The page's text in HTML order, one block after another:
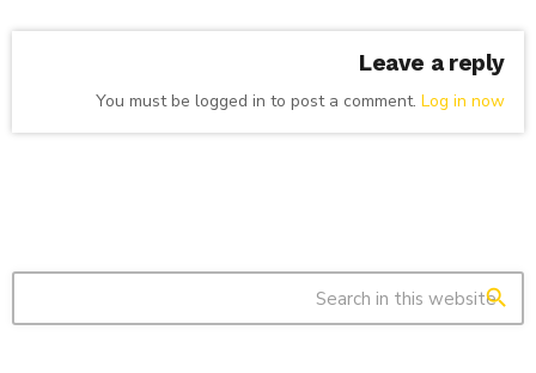
Leave a reply
You must be logged in to post a comment. Log in now
search